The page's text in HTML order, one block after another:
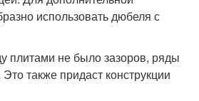
использовать дюбеля с
плитами не было зазоров, ряды
также придаст конструкции